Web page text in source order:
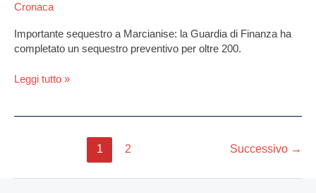
Cronaca
Importante sequestro a Marcianise: la Guardia di Finanza ha
completato un sequestro preventivo per oltre 200.
Leggi tutto »
1 2 Successivo →